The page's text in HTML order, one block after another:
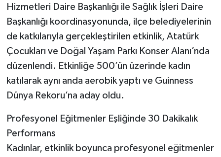
Hizmetleri Daire Başkanlığı ile Sağlık İşleri Daire
Başkanlığı koordinasyonunda, ilçe belediyelerinin
de katkılarıyla gerçekleştirilen etkinlik, Atatürk
Çocukları ve Doğal Yaşam Parkı Konser Alanı’nda
düzenlendi. Etkinliğe 500’ün üzerinde kadın
katılarak aynı anda aerobik yaptı ve Guinness
Dünya Rekoru’na aday oldu.
Profesyonel Eğitmenler Eşliğinde 30 Dakikalık
Performans
Kadınlar, etkinlik boyunca profesyonel eğitmenler